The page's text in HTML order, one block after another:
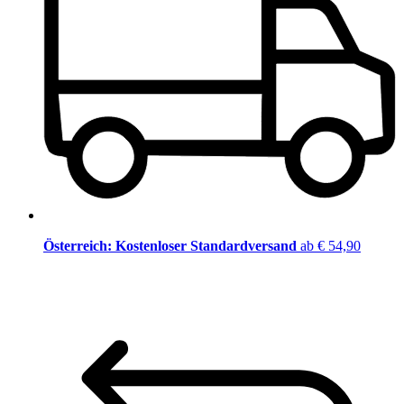
Österreich: Kostenloser Standardversand ab € 54,90